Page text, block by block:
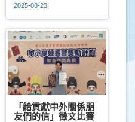
2025-08-23
「給貢獻中外關係朋
友們的信」徵文比賽